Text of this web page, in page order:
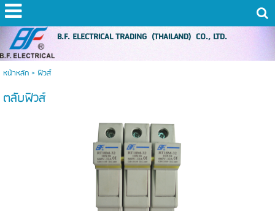
B.F. ELECTRICAL TRADING (THAILAND) CO., LTD.
หน้าหลัก> ฟิวส์
ตลับฟิวส์